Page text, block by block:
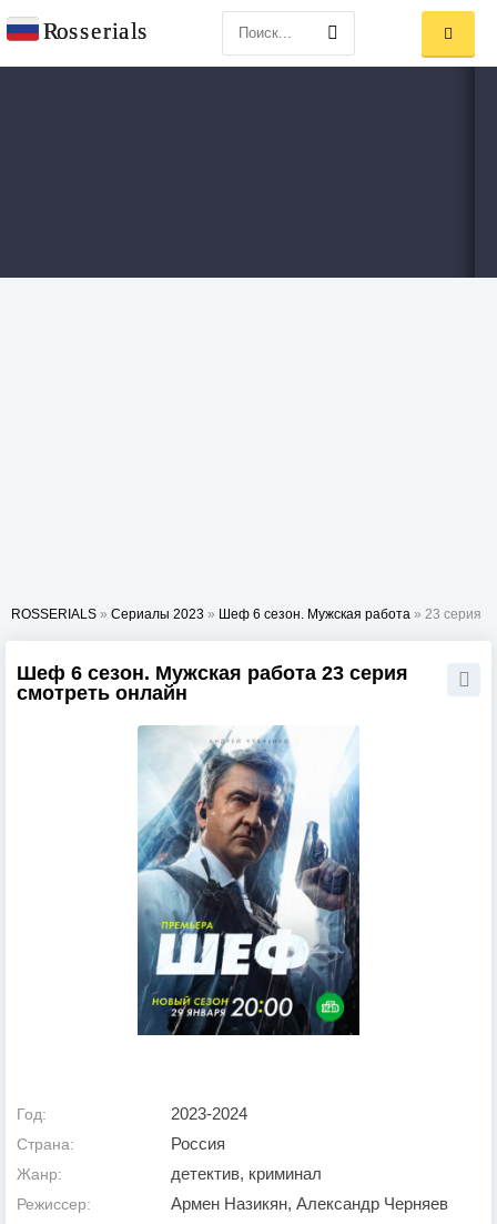
ROSSERIALS » Сериалы 2023 » Шеф 6 сезон. Мужская работа » 23 серия
Шеф 6 сезон. Мужская работа 23 серия
смотреть онлайн
Год: 2023-2024
Страна: Россия
Жанр: детектив, криминал
Режиссер: Армен Назикян, Александр Черняев